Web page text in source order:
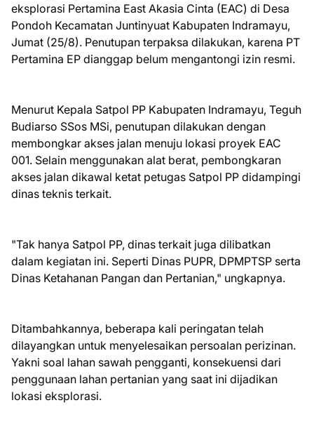
eksplorasi Pertamina East Akasia Cinta (EAC) di Desa
Pondoh Kecamatan Juntinyuat Kabupaten Indramayu,
Jumat (25/8). Penutupan terpaksa dilakukan, karena PT
Pertamina EP dianggap belum mengantongi izin resmi.
Menurut Kepala Satpol PP Kabupaten Indramayu, Teguh
Budiarso SSos MSi, penutupan dilakukan dengan
membongkar akses jalan menuju lokasi proyek EAC
001. Selain menggunakan alat berat, pembongkaran
akses jalan dikawal ketat petugas Satpol PP didampingi
dinas teknis terkait.
"Tak hanya Satpol PP, dinas terkait juga dilibatkan
dalam kegiatan ini. Seperti Dinas PUPR, DPMPTSP serta
Dinas Ketahanan Pangan dan Pertanian," ungkapnya.
Ditambahkannya, beberapa kali peringatan telah
dilayangkan untuk menyelesaikan persoalan perizinan.
Yakni soal lahan sawah pengganti, konsekuensi dari
penggunaan lahan pertanian yang saat ini dijadikan
lokasi eksplorasi.